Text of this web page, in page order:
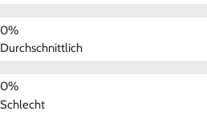
Durchschnittlich
Schlecht